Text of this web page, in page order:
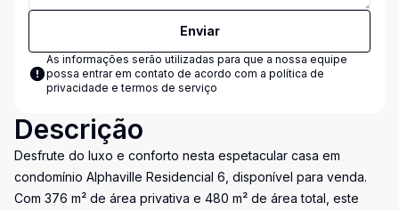
Enviar
As informações serão utilizadas para que a nossa equipe
possa entrar em contato de acordo com a política de
privacidade e termos de serviço
Descrição
Desfrute do luxo e conforto nesta espetacular casa em
condomínio Alphaville Residencial 6, disponível para venda.
Com 376 m² de área privativa e 480 m² de área total, este